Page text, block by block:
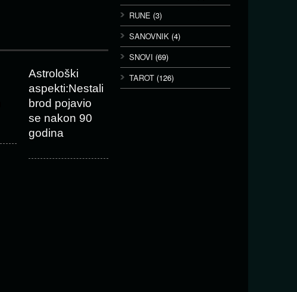
Astrološki
aspekti:Nestali
brod pojavio
se nakon 90
godina
RUNE (3)
SANOVNIK (4)
SNOVI (69)
TAROT (126)